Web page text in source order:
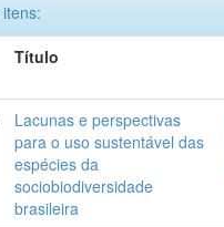
Título
Lacunas e perspectivas
para o uso sustentável das
espécies da
sociobiodiversidade
brasileira